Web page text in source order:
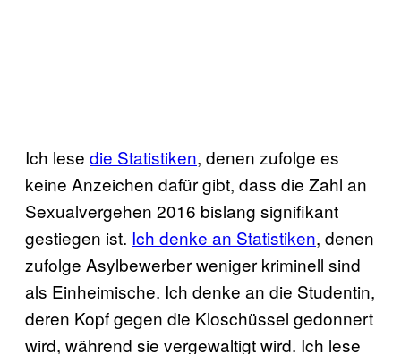
Ich lese die Statistiken, denen zufolge es
keine Anzeichen dafür gibt, dass die Zahl an
Sexualvergehen 2016 bislang signifikant
gestiegen ist. Ich denke an Statistiken, denen
zufolge Asylbewerber weniger kriminell sind
als Einheimische. Ich denke an die Studentin,
deren Kopf gegen die Kloschüssel gedonnert
wird, während sie vergewaltigt wird. Ich lese